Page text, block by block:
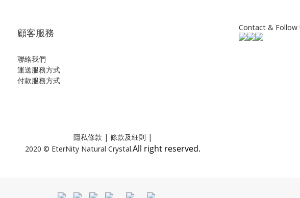
顧客服務
聯絡我們
運送服務方式
付款服務方式
Contact & Follow
隱私條款 | 條款及細則 |
2020 © EterNity Natural Crystal.All right reserved.